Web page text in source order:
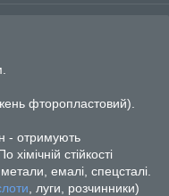
фторопластовий).
- отримують
стійкості
емалі, спецсталі.
, луги, розчинники)